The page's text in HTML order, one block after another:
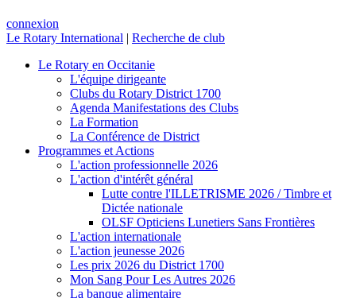
connexion
Le Rotary International | Recherche de club
Le Rotary en Occitanie
L'équipe dirigeante
Clubs du Rotary District 1700
Agenda Manifestations des Clubs
La Formation
La Conférence de District
Programmes et Actions
L'action professionnelle 2026
L'action d'intérêt général
Lutte contre l'ILLETRISME 2026 / Timbre et
Dictée nationale
OLSF Opticiens Lunetiers Sans Frontières
L'action internationale
L'action jeunesse 2026
Les prix 2026 du District 1700
Mon Sang Pour Les Autres 2026
La banque alimentaire